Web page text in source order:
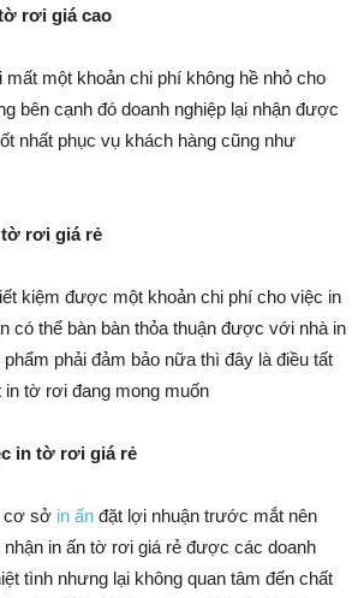
rơi giá cao
mất một khoản chi phí không hề nhỏ cho
bên cạnh đó doanh nghiệp lại nhận được
nhất phục vụ khách hàng cũng như
tờ rơi giá rẻ
kiệm được một khoản chi phí cho việc in
có thể bàn bàn thỏa thuận được với nhà in
phải đảm bảo nữa thì đây là điều tất
in tờ rơi đang mong muốn
in tờ rơi giá rẻ
cơ sở in ấn đặt lợi nhuận trước mắt nên
nhận in ấn tờ rơi giá rẻ được các doanh
tình nhưng lại không quan tâm đến chất